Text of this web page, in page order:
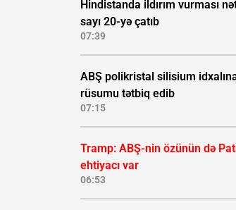
Hindistanda ildırım vurması
sayı 20-yə çatıb
07:39
ABŞ polikristal silisium
rüsumu tətbiq edib
07:15
Tramp: ABŞ-nin özünün də
ehtiyacı var
06:53